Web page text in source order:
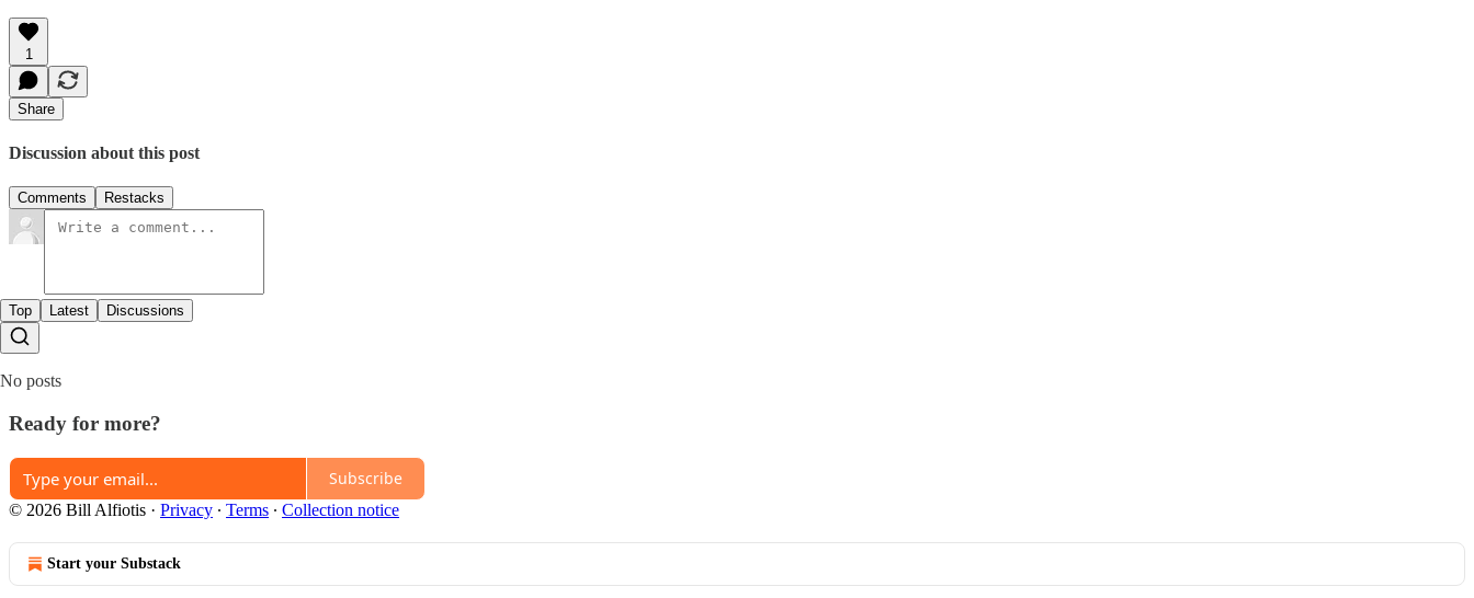
1
Share
Discussion about this post
Comments Restacks
Top Latest Discussions
No posts
Ready for more?
Subscribe
© 2026 Bill Alfiotis · Privacy ∙ Terms ∙ Collection notice
Start your Substack